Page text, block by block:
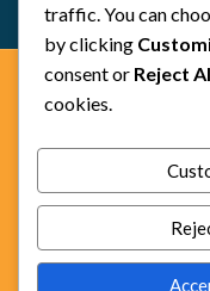
Tutti i
Space Otter
fondato nel 2022 che
fuori dagli schemi.
chiare, idee originali
a progetti che
guardare oltre l’ovvio.
traffic. You can
by clicking
consent or Reject
cookies.